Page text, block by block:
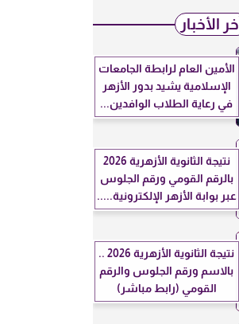
آخر الأخبار
الأمين العام لرابطة الجامعات
الإسلامية يشيد بدور الأزهر
في رعاية الطلاب الوافدين...
نتيجة الثانوية الأزهرية 2026
بالرقم القومي ورقم الجلوس
عبر بوابة الأزهر الإلكترونية.....
نتيجة الثانوية الأزهرية 2026 ..
بالاسم ورقم الجلوس والرقم
القومي (رابط مباشر)